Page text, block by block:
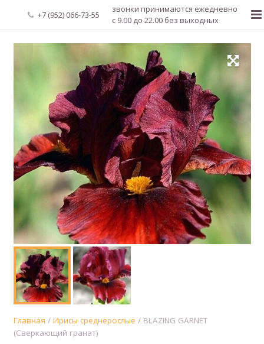
+7 (952) 066-73-55
звонки принимаются ежедневно
с 9.00 до 22.00 без выходных
Главная
Каталог растений
Доставка и оплата
Мой аккаунт
Регистрация
Главная / Ирисы среднерослые / BLAZING GARNET
(Сверкающий гранат)